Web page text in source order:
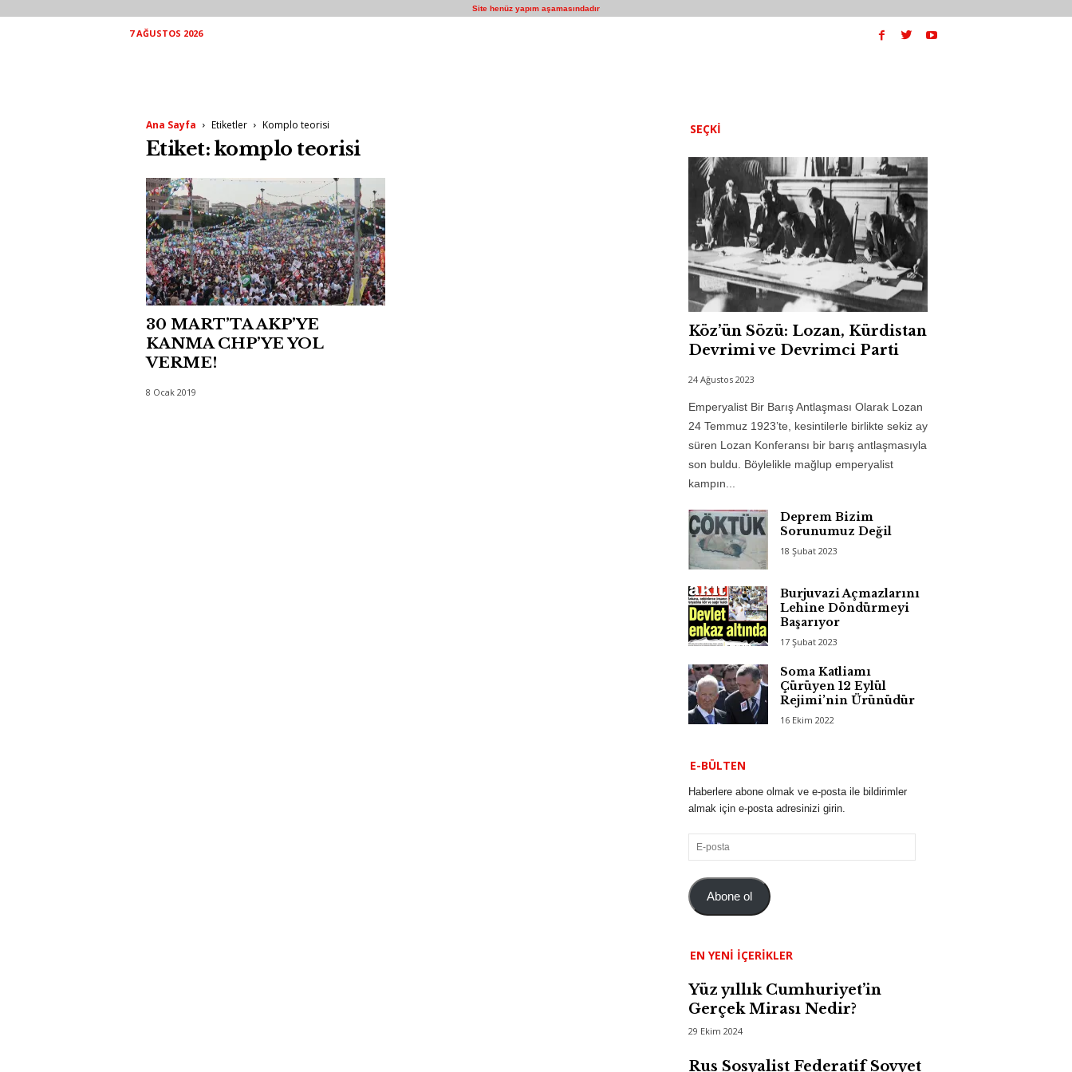
Site henüz yapım aşamasındadır
7 AĞUSTOS 2026
Ana Sayfa Etiketler Komplo teorisi
Etiket: komplo teorisi
30 MART’TA AKP’YE
KANMA CHP’YE YOL
VERME!
8 Ocak 2019
SEÇKI
Köz’ün Sözü: Lozan, Kürdistan
Devrimi ve Devrimci Parti
24 Ağustos 2023
Emperyalist Bir Barış Antlaşması Olarak Lozan
24 Temmuz 1923’te, kesintilerle birlikte sekiz ay
süren Lozan Konferansı bir barış antlaşmasıyla
son buldu. Böylelikle mağlup emperyalist
kampın...
Deprem Bizim
Sorunumuz Değil
18 Şubat 2023
Burjuvazi Açmazlarını
Lehine Döndürmeyi
Başarıyor
17 Şubat 2023
Soma Katliamı
Çürüyen 12 Eylül
Rejimi’nin Ürünüdür
16 Ekim 2022
E-BÜLTEN
Haberlere abone olmak ve e-posta ile bildirimler
almak için e-posta adresinizi girin.
E-
posta
Abone ol
EN YENI İÇERIKLER
Yüz yıllık Cumhuriyet’in
Gerçek Mirası Nedir?
29 Ekim 2024
Rus Sosyalist Federatif Sovyet